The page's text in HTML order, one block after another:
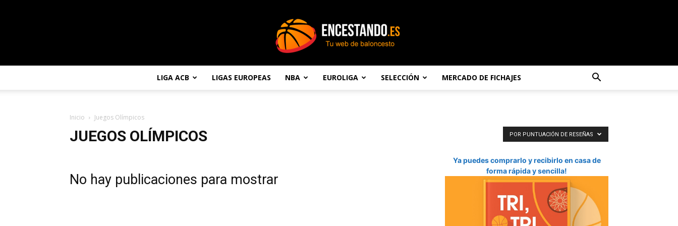
LIGA ACB LIGAS EUROPEAS NBA EUROLIGA SELECCIÓN MERCADO DE FICHAJES
Inicio Juegos Olímpicos
JUEGOS OLÍMPICOS POR PUNTUACIÓN DE RESEÑAS
No hay publicaciones para mostrar
Ya puedes comprarlo y recibirlo en casa de
forma rápida y sencilla!